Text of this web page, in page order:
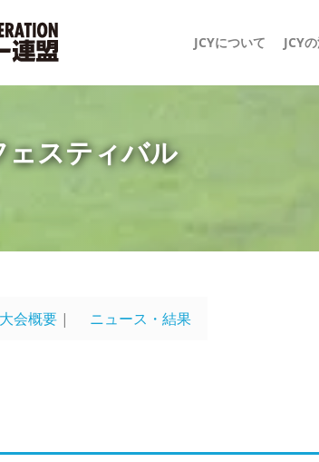
JCYについて JCY
ェスティバル
大会概要 | ニュース・結果